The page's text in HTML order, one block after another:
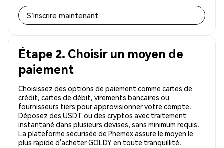
S'inscrire maintenant
Étape 2. Choisir un moyen de
paiement
Choisissez des options de paiement comme cartes de
crédit, cartes de débit, virements bancaires ou
fournisseurs tiers pour approvisionner votre compte.
Déposez des USDT ou des cryptos avec traitement
instantané dans plusieurs devises, sans minimum requis.
La plateforme sécurisée de Phemex assure le moyen le
plus rapide d’acheter GOLDY en toute tranquillité.